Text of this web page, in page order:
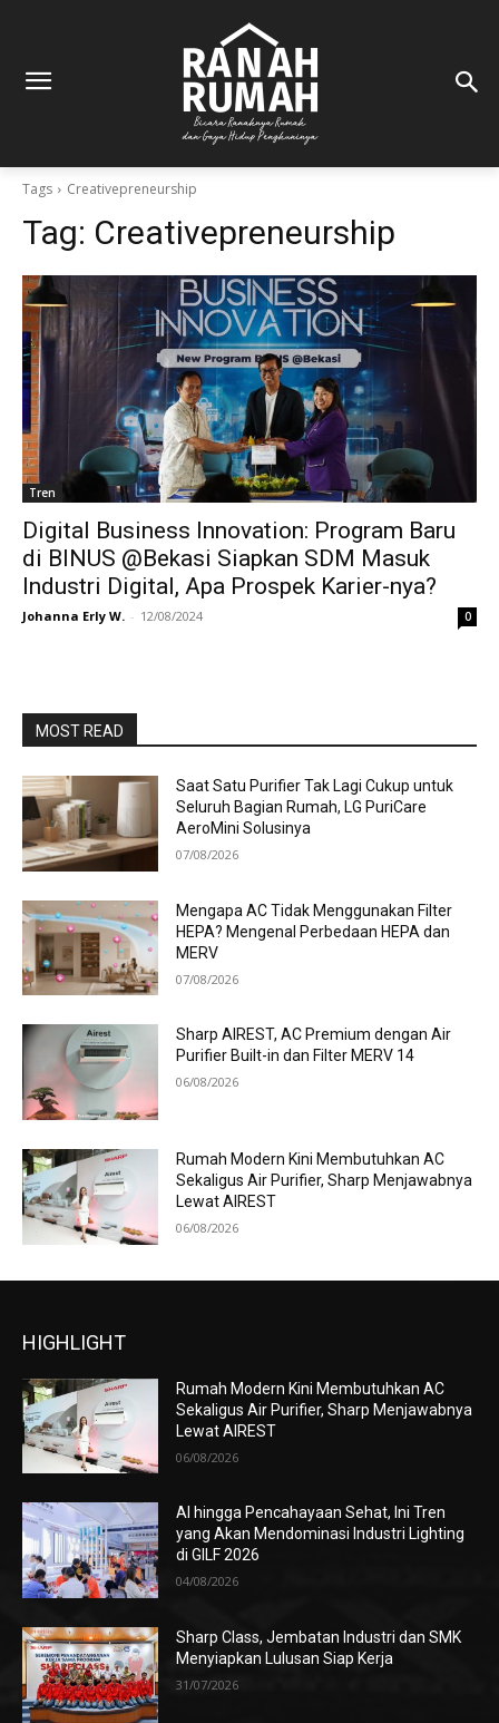
Tags Creativepreneurship
Tag: Creativepreneurship
Tren
Digital Business Innovation: Program Baru
di BINUS @Bekasi Siapkan SDM Masuk
Industri Digital, Apa Prospek Karier-nya?
Johanna Erly W. - 12/08/2024 0
MOST READ
Saat Satu Purifier Tak Lagi Cukup untuk
Seluruh Bagian Rumah, LG PuriCare
AeroMini Solusinya
07/08/2026
Mengapa AC Tidak Menggunakan Filter
HEPA? Mengenal Perbedaan HEPA dan
MERV
07/08/2026
Sharp AIREST, AC Premium dengan Air
Purifier Built-in dan Filter MERV 14
06/08/2026
Rumah Modern Kini Membutuhkan AC
Sekaligus Air Purifier, Sharp Menjawabnya
Lewat AIREST
06/08/2026
HIGHLIGHT
Rumah Modern Kini Membutuhkan AC
Sekaligus Air Purifier, Sharp Menjawabnya
Lewat AIREST
06/08/2026
AI hingga Pencahayaan Sehat, Ini Tren
yang Akan Mendominasi Industri Lighting
di GILF 2026
04/08/2026
Sharp Class, Jembatan Industri dan SMK
Menyiapkan Lulusan Siap Kerja
31/07/2026